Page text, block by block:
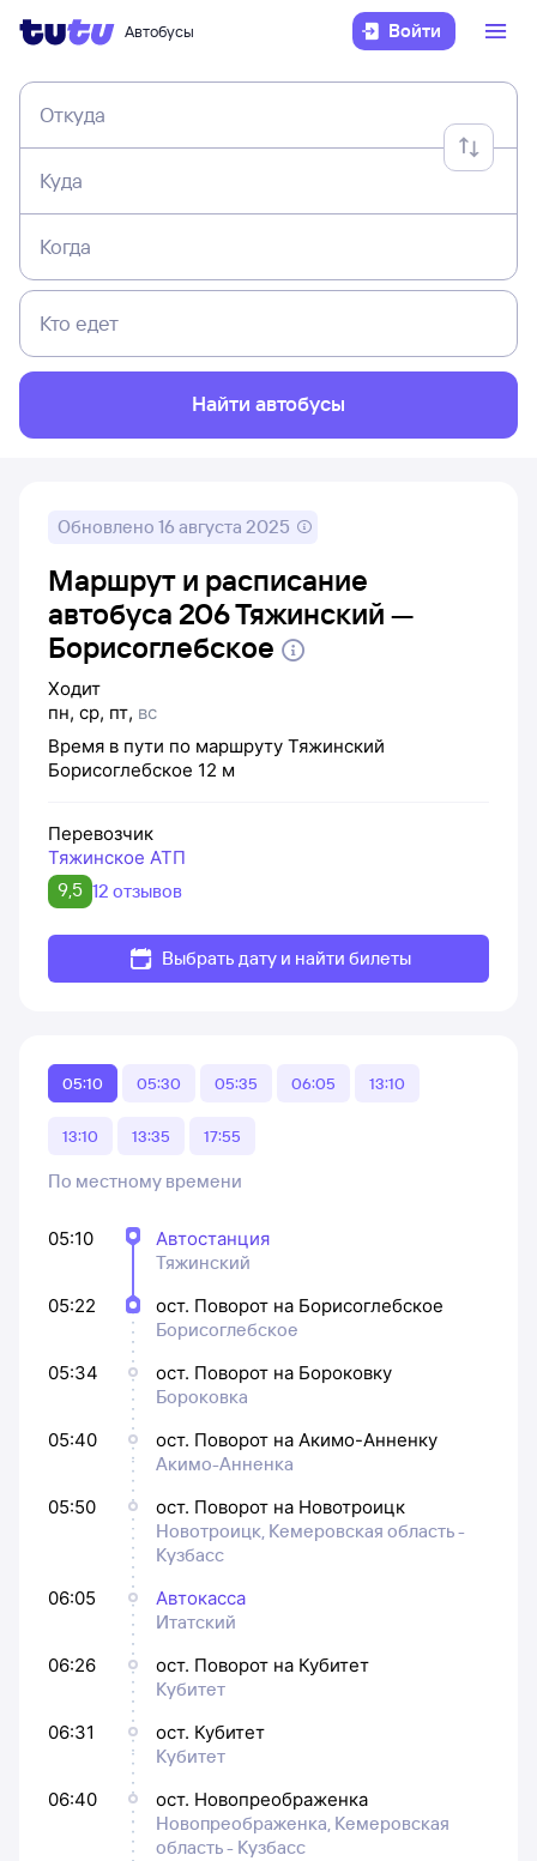
Автобусы Войти
Откуда
Куда
Когда
Кто едет
Найти автобусы
Обновлено 16 августа 2025
Маршрут и расписание
автобуса 206 Тяжинский —
Борисоглебское
Ходит
пн, ср, пт, вс
Время в пути по маршруту Тяжинский
Борисоглебское 12 м
Перевозчик
Тяжинское АТП
9,5 12 отзывов
Выбрать дату и найти билеты
05:10 05:30 05:35 06:05 13:10
13:10 13:35 17:55
По местному времени
05:10
Автостанция
Тяжинский
05:22
ост. Поворот на Борисоглебское
Борисоглебское
05:34
ост. Поворот на Бороковку
Бороковка
05:40
ост. Поворот на Акимо-Анненку
Акимо-Анненка
05:50
ост. Поворот на Новотроицк
Новотроицк, Кемеровская область -
Кузбасс
06:05
Автокасса
Итатский
06:26
ост. Поворот на Кубитет
Кубитет
06:31
ост. Кубитет
Кубитет
06:40
ост. Новопреображенка
Новопреображенка, Кемеровская
область - Кузбасс